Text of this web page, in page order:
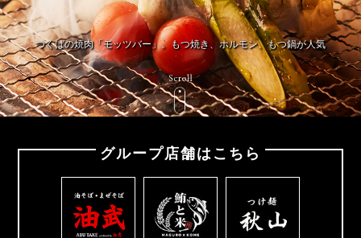
つくばの焼肉「モッツバー」。もつ焼き、ホルモン、もつ鍋が人気
グループ店舗はこちら